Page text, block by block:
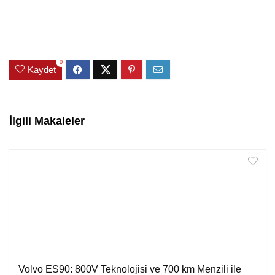
Kaydet
0
İlgili Makaleler
Volvo ES90: 800V Teknolojisi ve 700 km Menzili ile